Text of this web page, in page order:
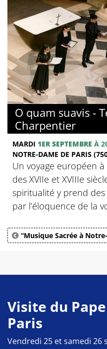
O quam suavis -
Charpentier
MARDI 1ER SEPTEMBRE À
NOTRE-DAME DE PARIS
Un voyage européen
des XVIIe et XVIIIe
spiritualité y prend
par l’éloquence de la
“Musique Sacrée à
Visite du
Paris
Vendredi 25 et samedi 26